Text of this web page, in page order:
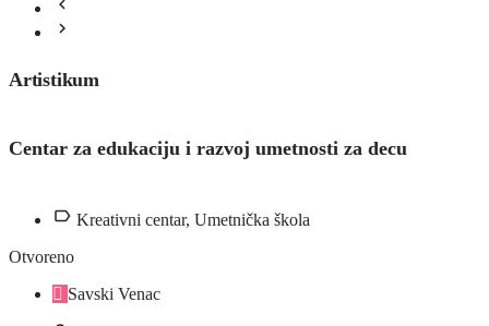
Artistikum
Centar za edukaciju i razvoj umetnosti za decu
Kreativni centar, Umetnička škola
Otvoreno
Savski Venac